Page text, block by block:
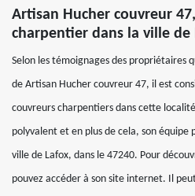
Artisan Hucher couvreur
charpentier dans la ville de
Selon les témoignages des propriétaires
de Artisan Hucher couvreur 47, il est
couvreurs charpentiers dans cette
polyvalent et en plus de cela, son équipe
ville de Lafox, dans le 47240. Pour
pouvez accéder à son site internet. Il